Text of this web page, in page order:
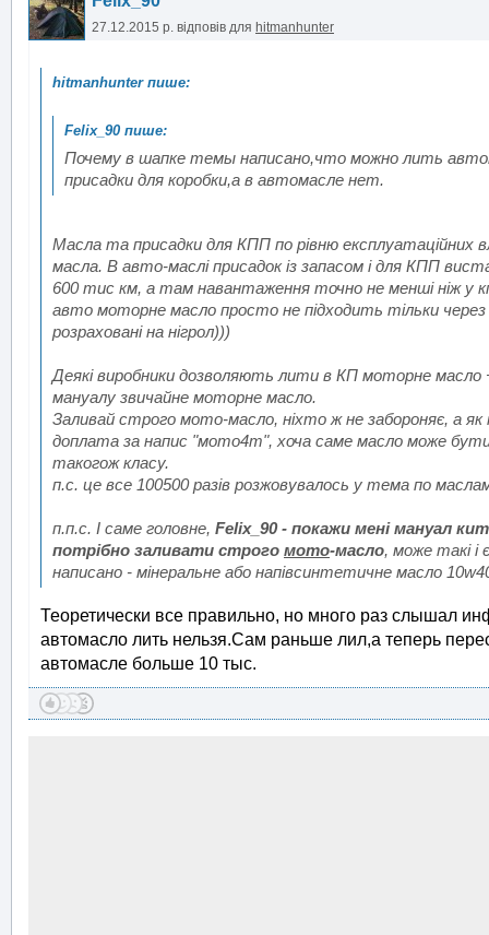
27.12.2015 р. відповів для hitmanhunter
Почему в шапке темы написано,что можно лить
присадки для коробки,а в автомасле нет.
Масла та присадки для КПП по рівню експлуатаційних
масла. В авто-маслі присадок із запасом і для КПП
600 тис км, а там навантаження точно не менші ніж у
авто моторне масло просто не підходить тільки через
розраховані на нігрол)))
Деякі виробники дозволяють лити в КП моторне масло
мануалу звичайне моторне масло.
Заливай строго мото-масло, ніхто ж не забороняє, а
доплата за напис "мото4т", хоча саме масло може
такогож класу.
п.с. це все 100500 разів розжовувалось у тема по
п.п.с. І саме головне, Felix_90 - покажи мені мануал
потрібно заливати строго мото-масло, може такі і
написано - мінеральне або напівсинтетичне масло
Теоретически все правильно, но много раз слышал
автомасло лить нельзя.Сам раньше лил,а теперь
автомасле больше 10 тыс.